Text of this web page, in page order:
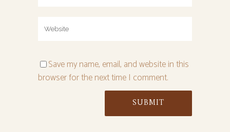
Save my name, email, and website in this
browser for the next time I comment.